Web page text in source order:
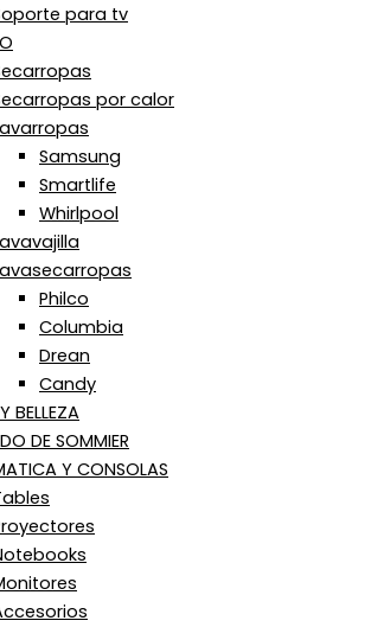
para tv
por calor
Samsung
Smartlife
Whirlpool
Philco
Columbia
Drean
Candy
BELLEZA
DE SOMMIER
Y CONSOLAS